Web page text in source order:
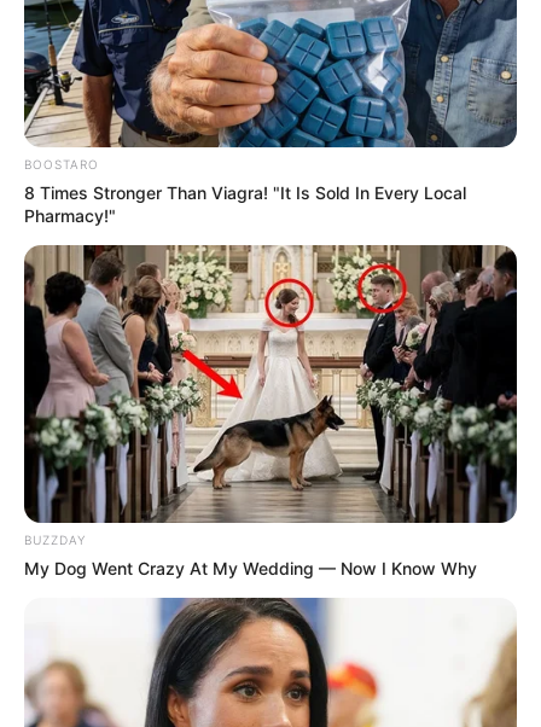
BOOSTARO
8 Times Stronger Than Viagra! "It Is Sold In Every Local
Pharmacy!"
BUZZDAY
My Dog Went Crazy At My Wedding — Now I Know Why